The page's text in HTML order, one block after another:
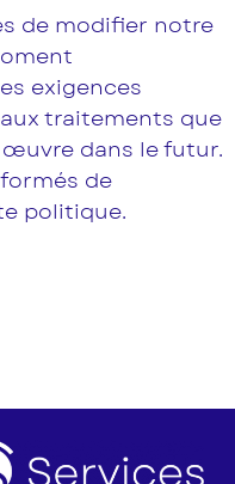
de modifier notre
exigences
traitements que
dans le futur.
de
politique.